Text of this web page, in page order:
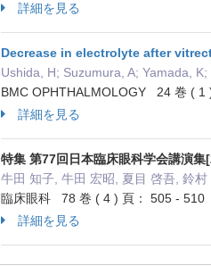
詳細を見る
Decrease in electrolyte after
Ushida, H; Suzumura, A; Yamada,
BMC OPHTHALMOLOGY 24 巻 (
詳細を見る
特集 第77回日本臨床眼科学会講演
牛田 知子, 牛田 宏昭, 夏目 啓吾, 鈴村
臨床眼科 78 巻 ( 4 ) 頁： 505 - 510
詳細を見る